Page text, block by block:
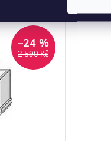
2 590 Kč
–24 %